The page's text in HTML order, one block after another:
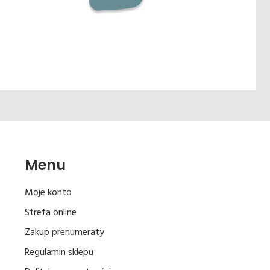
Menu
Moje konto
Strefa online
Zakup prenumeraty
Regulamin sklepu